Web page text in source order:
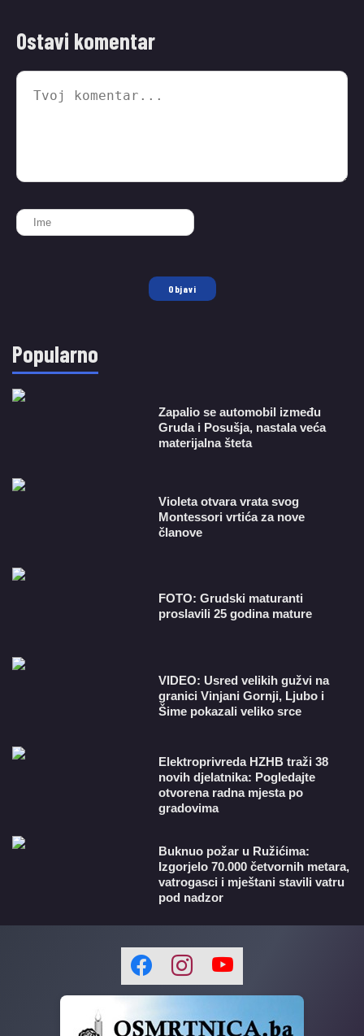
Ostavi komentar
Objavi
Popularno
Zapalio se automobil između
Gruda i Posušja, nastala veća
materijalna šteta
Violeta otvara vrata svog
Montessori vrtića za nove
članove
FOTO: Grudski maturanti
proslavili 25 godina mature
VIDEO: Usred velikih gužvi na
granici Vinjani Gornji, Ljubo i
Šime pokazali veliko srce
​Elektroprivreda HZHB traži 38
novih djelatnika: Pogledajte
otvorena radna mjesta po
gradovima
Buknuo požar u Ružićima:
Izgorjelo 70.000 četvornih metara,
vatrogasci i mještani stavili vatru
pod nadzor